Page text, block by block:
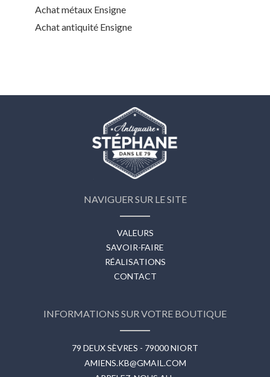
Achat métaux Ensigne
Achat antiquité Ensigne
NAVIGUER SUR LE SITE
VALEURS
SAVOIR-FAIRE
RÉALISATIONS
CONTACT
INFORMATIONS SUR VOTRE BOUTIQUE
79 DEUX SÈVRES - 79000 NIORT
AMIENS.KB@GMAIL.COM